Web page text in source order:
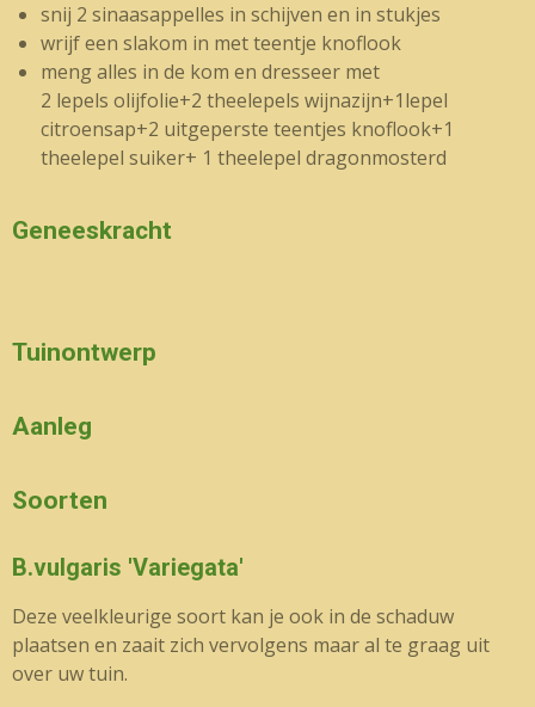
snij 2 sinaasappelles in schijven en in stukjes
wrijf een slakom in met teentje knoflook
meng alles in de kom en dresseer met
2 lepels olijfolie+2 theelepels wijnazijn+1lepel
citroensap+2 uitgeperste teentjes knoflook+1
theelepel suiker+ 1 theelepel dragonmosterd
Geneeskracht
Tuinontwerp
Aanleg
Soorten
B.vulgaris 'Variegata'
Deze veelkleurige soort kan je ook in de schaduw
plaatsen en zaait zich vervolgens maar al te graag uit
over uw tuin.